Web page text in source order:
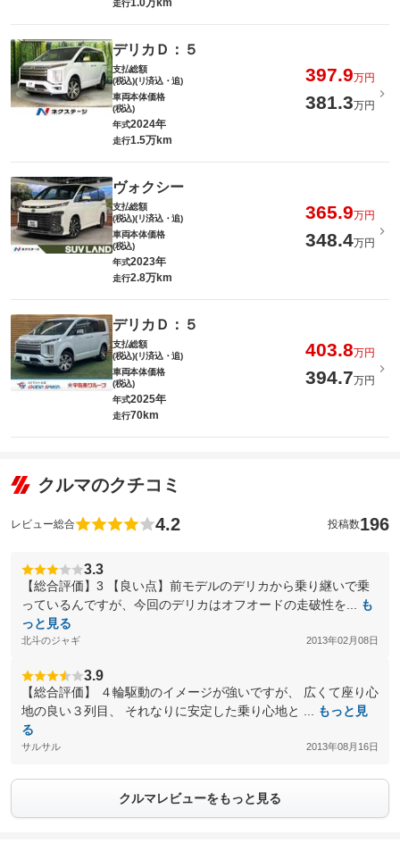
走行1.0万km
デリカＤ：５
支払総額
(税込)(リ済込・追)
397.9万円
車両本体価格
(税込)
381.3万円
年式2024年
走行1.5万km
ヴォクシー
支払総額
(税込)(リ済込・追)
365.9万円
車両本体価格
(税込)
348.4万円
年式2023年
走行2.8万km
デリカＤ：５
支払総額
(税込)(リ済込・追)
403.8万円
車両本体価格
(税込)
394.7万円
年式2025年
走行70km
クルマのクチコミ
レビュー総合 4.2 投稿数196
3.3
【総合評価】3 【良い点】前モデルのデリカから乗り継いで乗
っているんですが、今回のデリカはオフオードの走破性を...
も
っと見る
北斗のジャギ 2013年02月08日
3.9
【総合評価】 ４輪駆動のイメージが強いですが、 広くて座り心
地の良い３列目、 それなりに安定した乗り心地と ...
もっと見
る
サルサル 2013年08月16日
クルマレビューをもっと見る